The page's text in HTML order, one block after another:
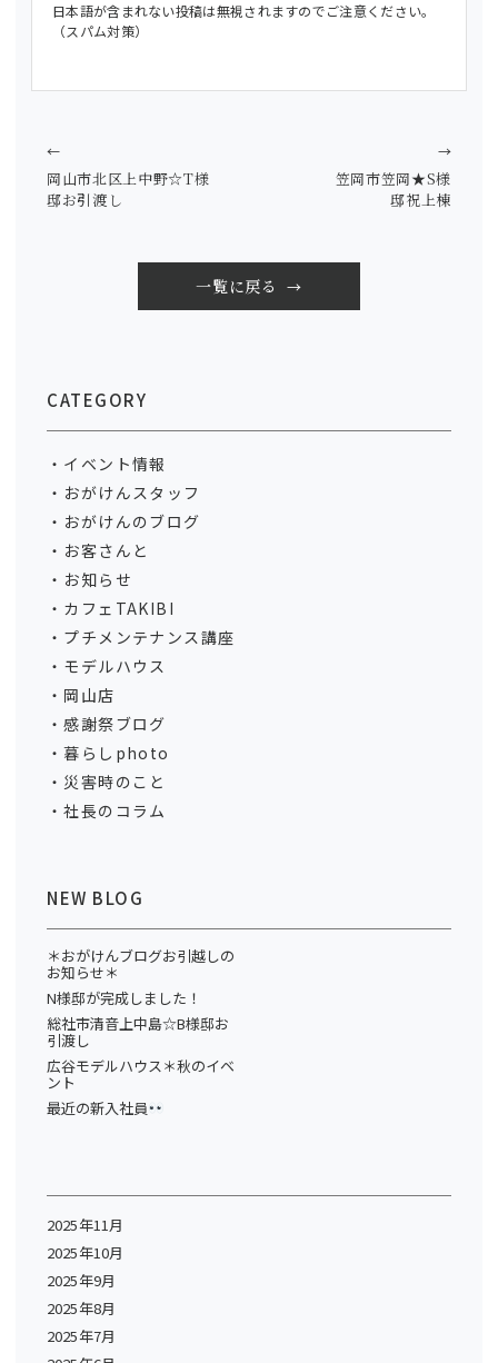
日本語が含まれない投稿は無視されますのでご注意ください。
（スパム対策）
岡山市北区上中野☆T様
邸お引渡し
←
一覧に戻る
笠岡市笠岡★S様
邸祝上棟
→
CATEGORY
イベント情報
おがけんスタッフ
おがけんのブログ
お客さんと
お知らせ
カフェTAKIBI
プチメンテナンス講座
モデルハウス
岡山店
感謝祭ブログ
暮らしphoto
災害時のこと
社長のコラム
NEW BLOG
＊おがけんブログお引越しの
お知らせ＊
N様邸が完成しました！
総社市清音上中島☆B様邸お
引渡し
広谷モデルハウス＊秋のイベ
ント
最近の新入社員
2025年11月
2025年10月
2025年9月
2025年8月
2025年7月